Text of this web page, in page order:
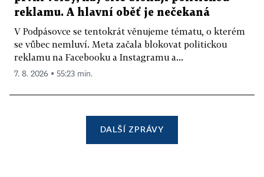
reklamu. A hlavní oběť je nečekaná
V Podpásovce se tentokrát věnujeme tématu, o kterém
se vůbec nemluví. Meta začala blokovat politickou
reklamu na Facebooku a Instagramu a...
7. 8. 2026 ▪ 55:23 min.
DALŠÍ ZPRÁVY